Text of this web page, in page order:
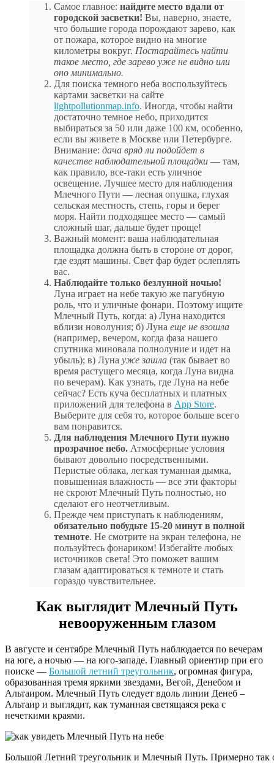
Самое главное: найдите место вдали от
городской засветки! Вы, наверно, знаете,
что большие города порождают зарево, как
от пожара, которое видно на многие
километры вокруг. Постарайтесь найти
такое место, где зарево уже не видно или
оно минимально.
Для поиска темного неба воспользуйтесь
картами засветки на сайте
lightpollutionmap.info. Иногда, чтобы найти
достаточно темное небо, приходится
выбираться за 50 или даже 100 км, особенно,
если вы живете в Москве или Петербурге.
Внимание: дача вряд ли подойдет в
качестве наблюдательной площадки — там,
как правило, все-таки есть уличное
освещение. Лучшее место для наблюдения
Млечного Пути — лесная опушка, глухая
сельская местность, степь, горы и берег
моря. Найти подходящее место — самый
сложный шаг, дальше будет проще!
Важный момент: ваша наблюдательная
площадка должна быть в стороне от дорог,
где ездят машины. Свет фар будет ослеплять
вас.
Наблюдайте только безлунной ночью!
Луна играет на небе такую же пагубную
роль, что и уличные фонари. Поэтому ищите
Млечный Путь, когда: а) Луна находится
вблизи новолуния; б) Луна еще не взошла
(например, вечером, когда фаза нашего
спутника миновала полнолуние и идет на
убыль); в) Луна уже зашла (так бывает во
время растущего месяца, когда Луна видна
по вечерам). Как узнать, где Луна на небе
сейчас? Есть куча бесплатных и платных
приложений для телефона в App Store.
Выберите для себя то, которое больше всего
вам понравится.
Для наблюдения Млечного Пути нужно
прозрачное небо. Атмосферные условия
бывают довольно посредственными.
Перистые облака, легкая туманная дымка,
повышенная влажность — все эти факторы
не скроют Млечный Путь полностью, но
сделают его неотчетливым.
Прежде чем приступать к наблюдениям,
обязательно побудьте 15-20 минут в полной
темноте. Не смотрите на экран телефона, не
пользуйтесь фонариком! Избегайте любых
источников света! Это поможет вашим
глазам адаптироваться к темноте и стать
гораздо чувствительнее.
Как выглядит Млечный Путь
невооруженным глазом
В августе и сентябре Млечный Путь наблюдается по вечерам
на юге, а ночью — на юго-западе. Главный ориентир при его
поиске — Большой летний треугольник, огромная фигура,
образованная тремя яркими звездами, Вегой, Денебом и
Альтаиром. Млечный Путь следует вдоль линии Денеб –
Альтаир и выглядит, как туманная светящаяся река с
нечеткими краями.
Большой Летний треугольник и Млечный Путь. Примерно так